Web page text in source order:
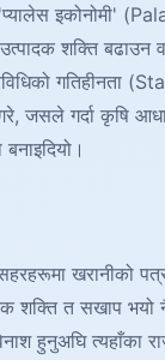
इकोनोमी'
शक्ति बढाउन
जसले गर्दा कृषि
खरानीको
शक्ति त सखाप भयो
हुनुअघि त्यहाँका